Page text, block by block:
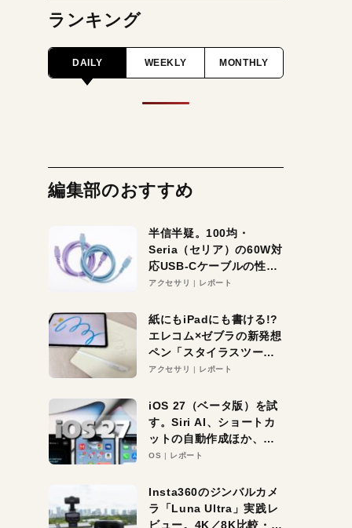
ランキング
DAILY WEEKLY MONTHLY
編集部のおすすめ
半信半疑。100均・
Seria（セリア）の60W対
応USB-Cケーブルの性能
を検証。超コスパの1本を
アクセサリ レポート
紙にもiPadにも書ける!?
エレコム×ゼブラの新発想
ペン「スタイラスツーウ
ェイ」レビュー。持ち替
アクセサリ レポート
iOS 27（ベータ版）を試
す。Siri AI、ショートカ
ットの自動作成ほか、期
待大の便利機能5選。
る未来はすぐそこ！
OS レポート
Insta360のジンバルカメ
ラ「Luna Ultra」実践レ
ビュー。4K／8K比較・ズ